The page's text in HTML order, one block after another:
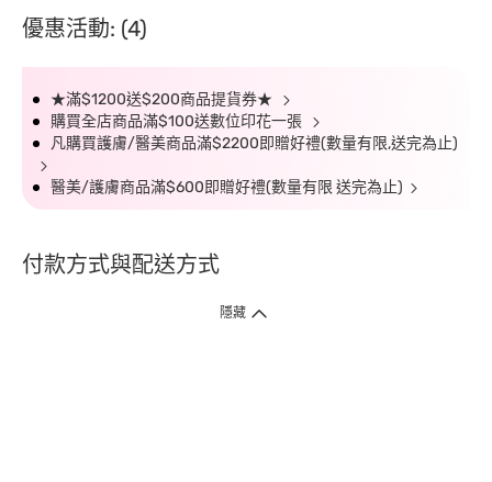
優惠活動: (4)
★滿$1200送$200商品提貨券★
購買全店商品滿$100送數位印花一張
凡購買護膚/醫美商品滿$2200即贈好禮(數量有限,送完為止)
醫美/護膚商品滿$600即贈好禮(數量有限 送完為止)
付款方式與配送方式
隱藏